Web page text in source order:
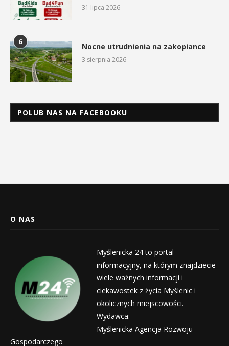
31 lipca 2026
6 Nocne utrudnienia na zakopiance
3 sierpnia 2026
POLUB NAS NA FACEBOOKU
O NAS
Myślenicka 24 to portal
informacyjny, na którym znajdziecie
wiele ważnych informacji i
ciekawostek z życia Myślenic i
okolicznych miejscowości.
Wydawca:
Myślenicka Agencja Rozwoju
Gospodarczego